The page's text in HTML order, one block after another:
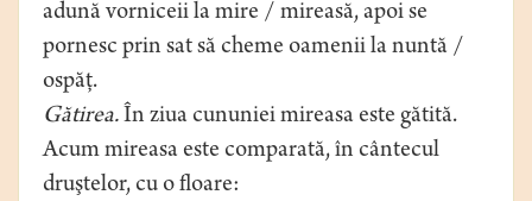
adună vorniceii la mire / mireasă, apoi se
pornesc prin sat să cheme oamenii la nuntă /
ospăţ.
Gătirea.În ziua cununiei mireasa este gătită.
Acum mireasa este comparată, în cântecul
druştelor, cu o floare: